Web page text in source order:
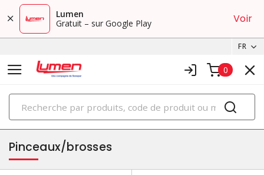
Lumen
Gratuit – sur Google Play
Voir
FR
0
PRODUITS
outils et équipement de peinture
Pinceaux/brosses